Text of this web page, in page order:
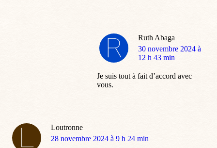
Ruth Abaga
dit
:
30 novembre 2024 à
12 h 43 min
Je suis tout à fait d’accord avec
vous.
Loutronne
dit
28 novembre 2024 à 9 h 24 min